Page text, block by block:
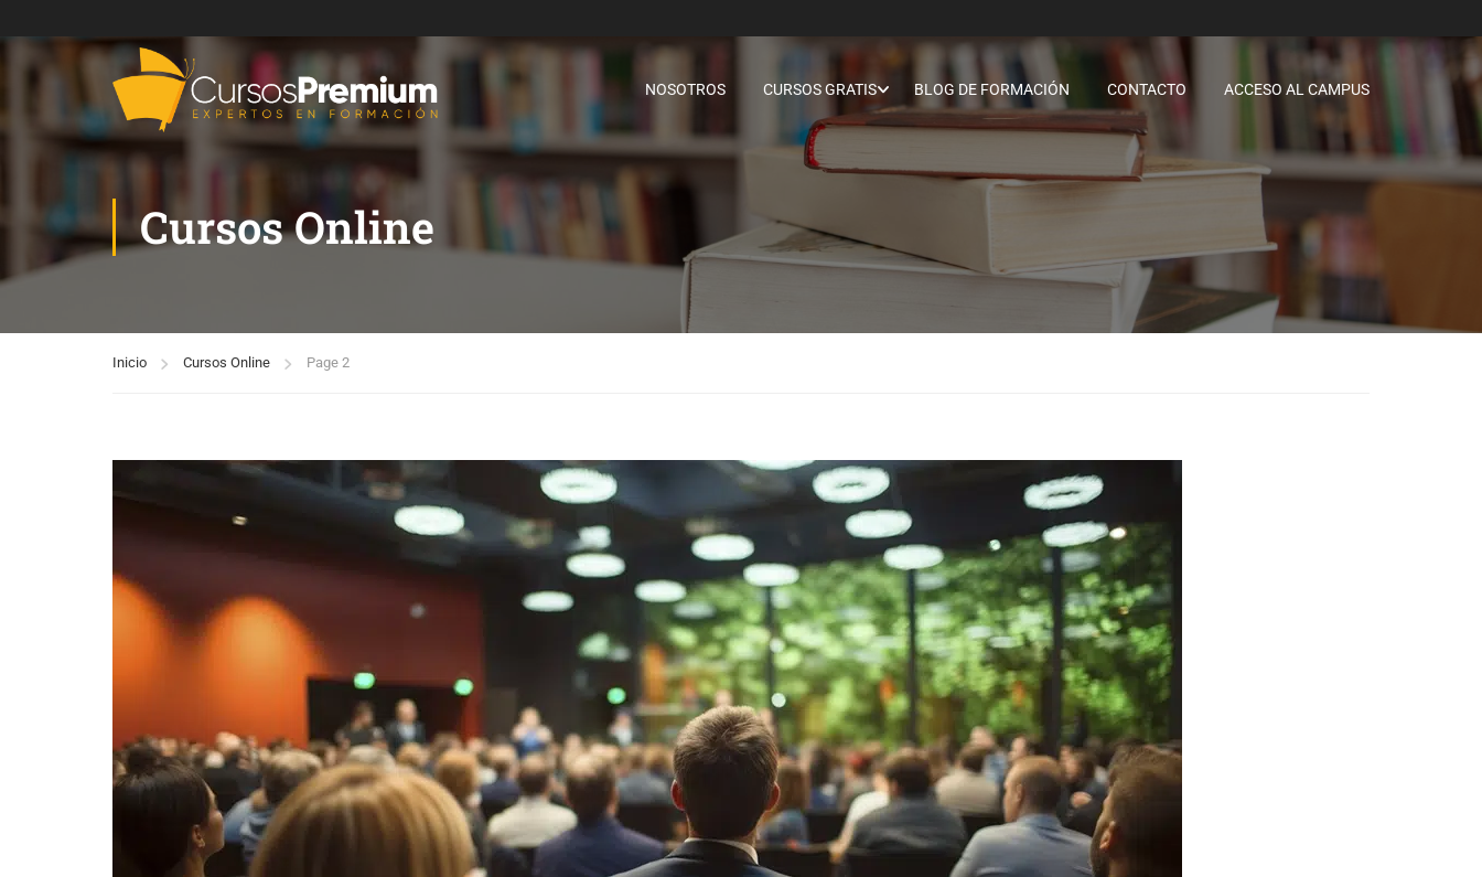
NOSOTROS CURSOS GRATIS BLOG DE FORMACIÓN CONTACTO ACCESO AL CAMPUS
Cursos Online
Inicio Cursos Online Page 2